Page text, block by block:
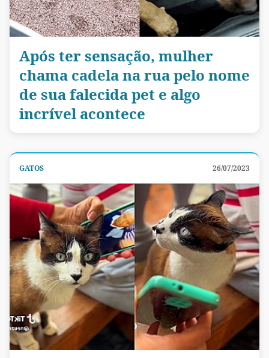
Após ter sensação, mulher
chama cadela na rua pelo nome
de sua falecida pet e algo
incrível acontece
GATOS 26/07/2023